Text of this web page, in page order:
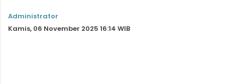
Administrator
Kamis, 06 November 2025 16:14 WIB